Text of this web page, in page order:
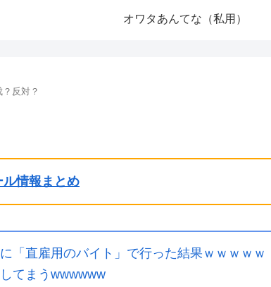
オワタあんてな（私用）
反対？
情報まとめ
「直雇用のバイト」で行った結果ｗｗｗｗｗ
てまうwwwwww